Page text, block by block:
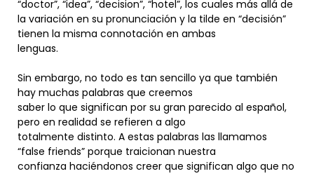
“doctor”, “idea”, “decision”, “hotel”, los cuales más allá de
la variación en su pronunciación y la tilde en “decisión”
tienen la misma connotación en ambas
lenguas.
Sin embargo, no todo es tan sencillo ya que también
hay muchas palabras que creemos
saber lo que significan por su gran parecido al español,
pero en realidad se refieren a algo
totalmente distinto. A estas palabras las llamamos
“false friends” porque traicionan nuestra
confianza haciéndonos creer que significan algo que no